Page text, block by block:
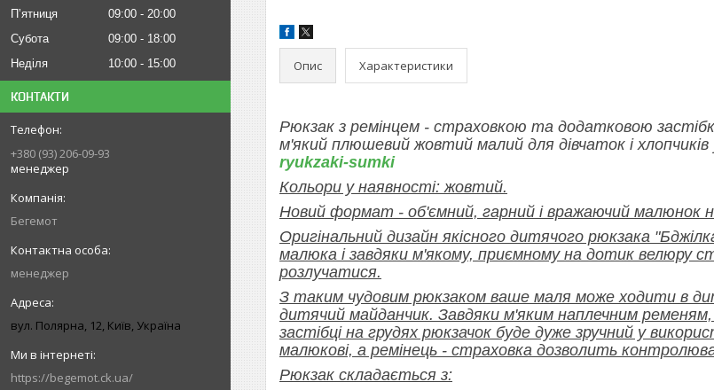
Пʼятниця
09:00
20:00
Субота
09:00
18:00
Неділя
10:00 15:00
КОНТАКТИ
+380 (93) 206-09-93
менеджер
Бегемот
менеджер
вул. Полярна, 12, Київ, Україна
https://begemot.ck.ua/
Опис Характеристики
Рюкзак з ремінцем - страховкою та додатковою
м'який плюшевий жовтий малий для дівчаток і хлопчиків
ryukzaki-sumki
Кольори у наявності: жовтий.
Новий формат - об'ємний, гарний і вражаючий малюнок
Оригінальний дизайн якісного дитячого рюкзака
малюка і завдяки м'якому, приємному на дотик велюру
розлучатися.
З таким чудовим рюкзаком ваше маля може ходити в
дитячий майданчик. Завдяки м'яким наплечним
застібці на грудях рюкзачок буде дуже зручний у
малюкові, а ремінець - страховка дозволить
Рюкзак складається з: